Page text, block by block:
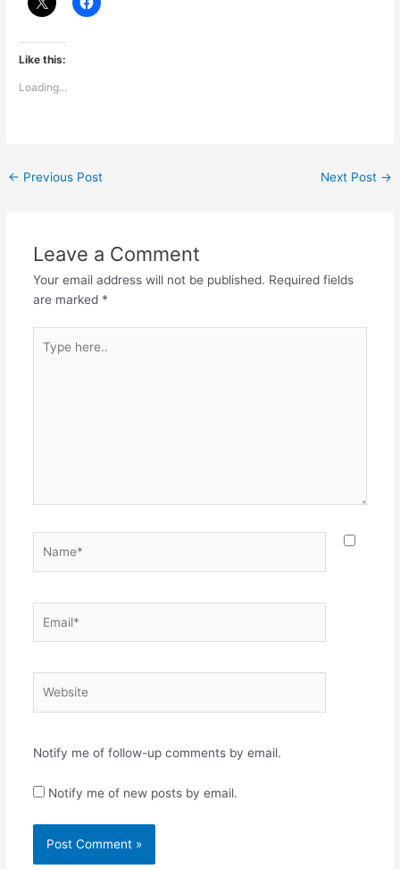
Like this:
Loading...
← Previous Post Next Post →
Leave a Comment
Your email address will not be published. Required fields
are marked *
here..
Notify me of follow-up comments by email.
Notify me of new posts by email.